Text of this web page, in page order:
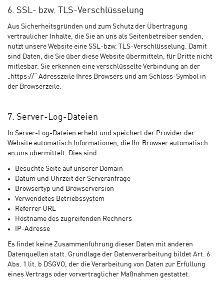
6. SSL- bzw. TLS-Verschlüsselung
Aus Sicherheitsgründen und zum Schutz der Übertragung
vertraulicher Inhalte, die Sie an uns als Seitenbetreiber senden,
nutzt unsere Website eine SSL-bzw. TLS-Verschlüsselung. Damit
sind Daten, die Sie über diese Website übermitteln, für Dritte nicht
mitlesbar. Sie erkennen eine verschlüsselte Verbindung an der
„https://“ Adresszeile Ihres Browsers und am Schloss-Symbol in
der Browserzeile.
7. Server-Log-Dateien
In Server-Log-Dateien erhebt und speichert der Provider der
Website automatisch Informationen, die Ihr Browser automatisch
an uns übermittelt. Dies sind:
Besuchte Seite auf unserer Domain
Datum und Uhrzeit der Serveranfrage
Browsertyp und Browserversion
Verwendetes Betriebssystem
Referrer URL
Hostname des zugreifenden Rechners
IP-Adresse
Es findet keine Zusammenführung dieser Daten mit anderen
Datenquellen statt. Grundlage der Datenverarbeitung bildet Art. 6
Abs. 1 lit. b DSGVO, der die Verarbeitung von Daten zur Erfüllung
eines Vertrags oder vorvertraglicher Maßnahmen gestattet.